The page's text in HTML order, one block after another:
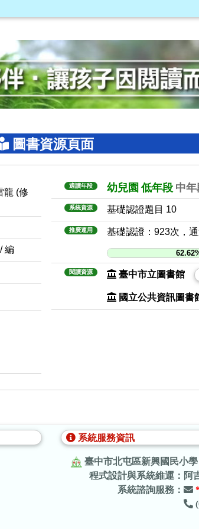
圖書資源頁面
龍 (修
編
適讀年段 幼兒園 低年段 中年
系統資源 基礎認證題目 10
推廣運用 基礎認證：923次，
閱讀資源 臺中市立圖書館
國立公共資訊圖書
系統服務資訊
臺中市北屯區新興國民小學
程式設計與系統維運：阿
系統諮詢服務：